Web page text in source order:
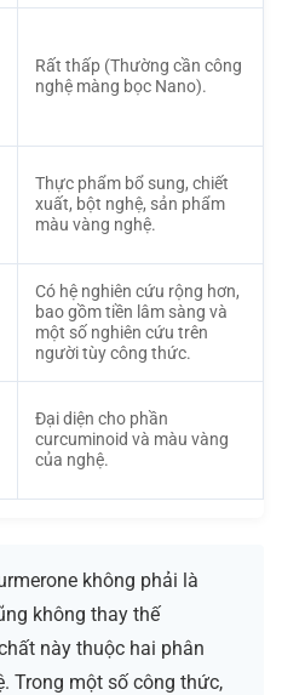
Rất thấp (Thường cần công
nghệ màng bọc Nano).
Thực phẩm bổ sung, chiết
xuất, bột nghệ, sản phẩm
màu vàng nghệ.
Có hệ nghiên cứu rộng hơn,
bao gồm tiền lâm sàng và
một số nghiên cứu trên
người tùy công thức.
Đại diện cho phần
curcuminoid và màu vàng
của nghệ.
không phải là
không thay thế
này thuộc hai phân
Trong một số công thức,